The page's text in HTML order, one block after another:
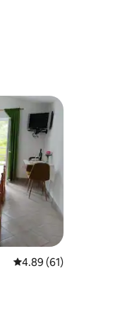
평점 4.89점(5점 만점
4.89 (61)